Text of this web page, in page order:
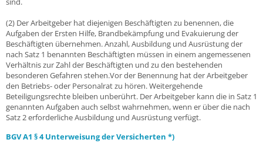
(2) Der Arbeitgeber hat diejenigen Beschäftigten zu benennen, die
Aufgaben der Ersten Hilfe, Brandbekämpfung und Evakuierung der
Beschäftigten übernehmen. Anzahl, Ausbildung und Ausrüstung der
nach Satz 1 benannten Beschäftigten müssen in einem angemessenen
Verhältnis zur Zahl der Beschäftigten und zu den bestehenden
besonderen Gefahren stehen.Vor der Benennung hat der Arbeitgeber
den Betriebs- oder Personalrat zu hören. Weitergehende
Beteiligungsrechte bleiben unberührt. Der Arbeitgeber kann die in Satz 1
genannten Aufgaben auch selbst wahrnehmen, wenn er über die nach
Satz 2 erforderliche Ausbildung und Ausrüstung verfügt.
BGV A1 § 4 Unterweisung der Versicherten *)